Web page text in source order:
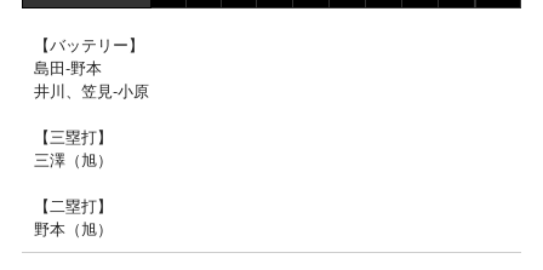
【バッテリー】
島田-野本
井川、笠見-小原
【三塁打】
三澤（旭）
【二塁打】
野本（旭）